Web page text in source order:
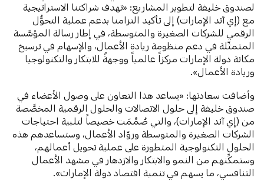
لصندوق خليفة لتطوير المشاريع: «تهدف شراكتنا الاستراتيجية
مع (إي آند الإمارات) إلى تأكيد التزامنا بدعم عملية التحوُّل
الرقمي للشركات الصغيرة والمتوسطة، في إطار رسالة المؤسَّسة
المتمثّلة في دعم منظومة ريادة الأعمال، والإسهام في ترسيخ
مكانة دولة الإمارات مركزاً عالمياً ووجهةً للابتكار والتكنولوجيا
وريادة الأعمال».
وأضافت سعادتها: «يساعد هذا التعاون على وصول الأعضاء في
صندوق خليفة إلى حلول الاتصالات والحلول الرقمية المخصَّصة
من (إي آند الإمارات)، والتي صُمِّمَت خصيصاً لتلبية احتياجات
الشركات الصغيرة والمتوسطة وروّاد الأعمال، وستساعدهم هذه
الحلول التكنولوجية المتطورة على عملية تحويل أعمالهم،
وستمكِّنهم من النمو والابتكار والازدهار في مشهد الأعمال
التنافسي، ما يسهم في تنمية اقتصاد دولة الإمارات».